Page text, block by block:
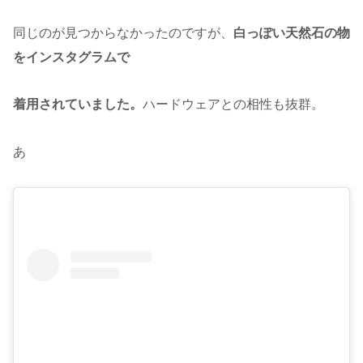
同じのが見つからなかったのですが、 白っぽい天然石の物
をインスタグラムで
着用されていました。 ハードウェアとの相性も抜群。
あ